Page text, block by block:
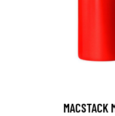
MACSTACK